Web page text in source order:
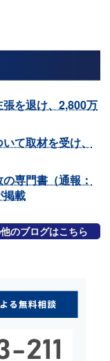
を退け、2,800万
て取材を受け、
専門書（通報：
掲載
のブログはこちら